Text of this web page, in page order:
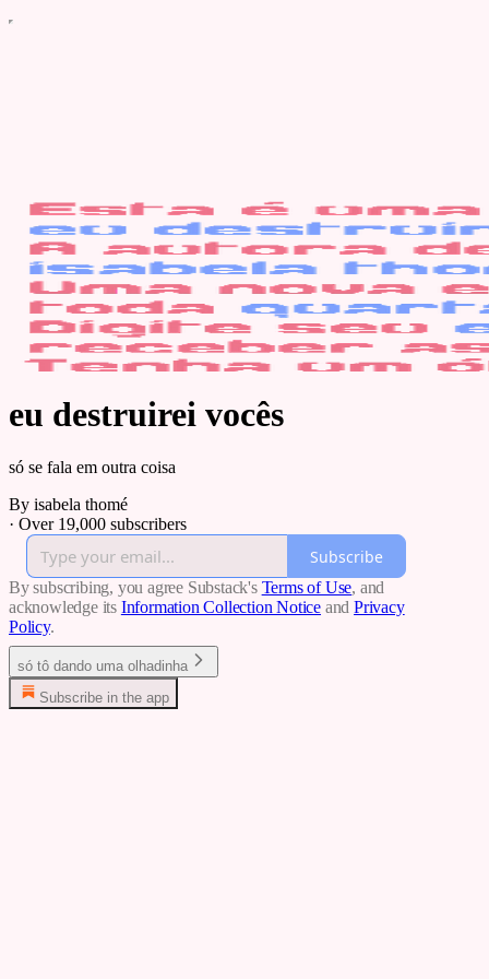
eu destruirei vocês
só se fala em outra coisa
By isabela thomé
· Over 19,000 subscribers
Subscribe
By subscribing, you agree Substack's Terms of Use, and
acknowledge its Information Collection Notice and Privacy
Policy.
só tô dando uma olhadinha
Subscribe in the app